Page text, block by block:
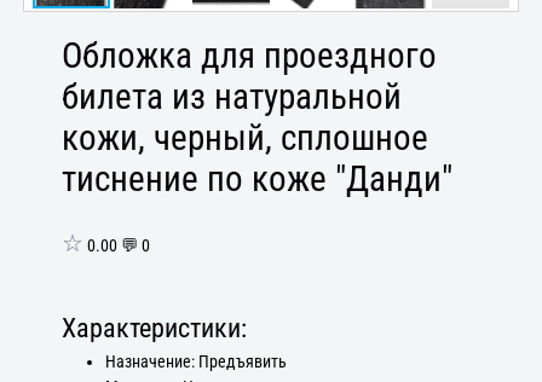
Обложка для проездного
билета из натуральной
кожи, черный, сплошное
тиснение по коже "Данди"
☆ 0.00 💬 0
Характеристики:
Назначение: Предъявить